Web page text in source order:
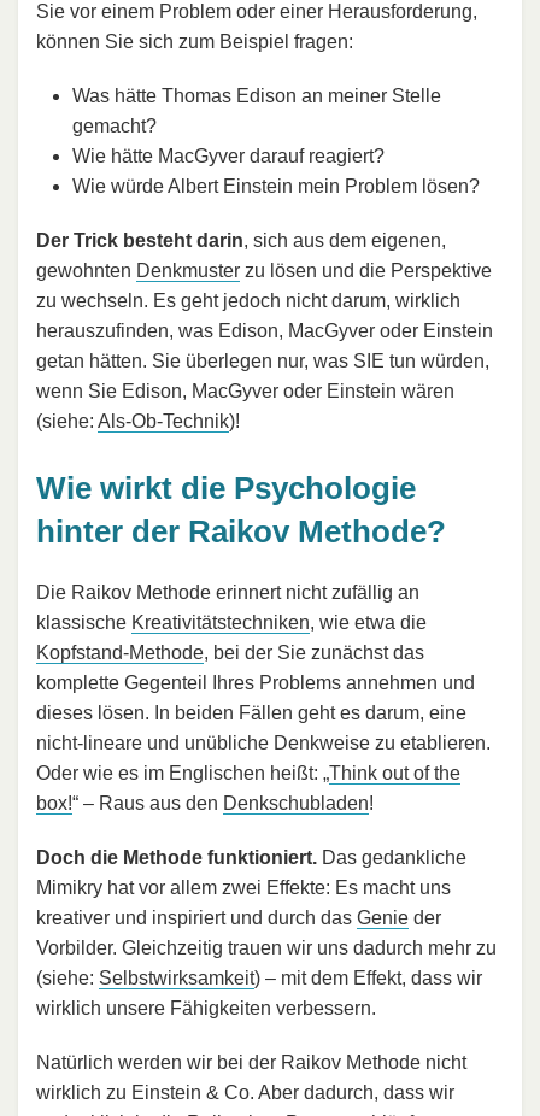
Sie vor einem Problem oder einer Herausforderung,
können Sie sich zum Beispiel fragen:
Was hätte Thomas Edison an meiner Stelle
gemacht?
Wie hätte MacGyver darauf reagiert?
Wie würde Albert Einstein mein Problem lösen?
Der Trick besteht darin, sich aus dem eigenen,
gewohnten Denkmuster zu lösen und die Perspektive
zu wechseln. Es geht jedoch nicht darum, wirklich
herauszufinden, was Edison, MacGyver oder Einstein
getan hätten. Sie überlegen nur, was SIE tun würden,
wenn Sie Edison, MacGyver oder Einstein wären
(siehe: Als-Ob-Technik)!
Wie wirkt die Psychologie
hinter der Raikov Methode?
Die Raikov Methode erinnert nicht zufällig an
klassische Kreativitätstechniken, wie etwa die
Kopfstand-Methode, bei der Sie zunächst das
komplette Gegenteil Ihres Problems annehmen und
dieses lösen. In beiden Fällen geht es darum, eine
nicht-lineare und unübliche Denkweise zu etablieren.
Oder wie es im Englischen heißt: „Think out of the
box!“ – Raus aus den Denkschubladen!
Doch die Methode funktioniert. Das gedankliche
Mimikry hat vor allem zwei Effekte: Es macht uns
kreativer und inspiriert und durch das Genie der
Vorbilder. Gleichzeitig trauen wir uns dadurch mehr zu
(siehe: Selbstwirksamkeit) – mit dem Effekt, dass wir
wirklich unsere Fähigkeiten verbessern.
Natürlich werden wir bei der Raikov Methode nicht
wirklich zu Einstein & Co. Aber dadurch, dass wir